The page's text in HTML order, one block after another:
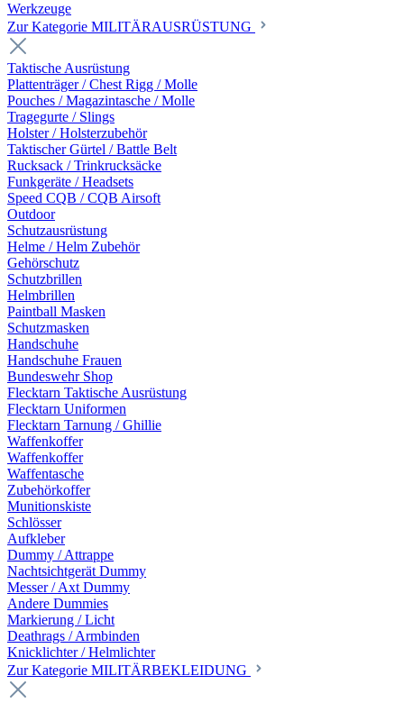
Werkzeuge
Zur Kategorie MILITÄRAUSRÜSTUNG
Taktische Ausrüstung
Plattenträger / Chest Rigg / Molle
Pouches / Magazintasche / Molle
Tragegurte / Slings
Holster / Holsterzubehör
Taktischer Gürtel / Battle Belt
Rucksack / Trinkrucksäcke
Funkgeräte / Headsets
Speed CQB / CQB Airsoft
Outdoor
Schutzausrüstung
Helme / Helm Zubehör
Gehörschutz
Schutzbrillen
Helmbrillen
Paintball Masken
Schutzmasken
Handschuhe
Handschuhe Frauen
Bundeswehr Shop
Flecktarn Taktische Ausrüstung
Flecktarn Uniformen
Flecktarn Tarnung / Ghillie
Waffenkoffer
Waffenkoffer
Waffentasche
Zubehörkoffer
Munitionskiste
Schlösser
Aufkleber
Dummy / Attrappe
Nachtsichtgerät Dummy
Messer / Axt Dummy
Andere Dummies
Markierung / Licht
Deathrags / Armbinden
Knicklichter / Helmlichter
Zur Kategorie MILITÄRBEKLEIDUNG